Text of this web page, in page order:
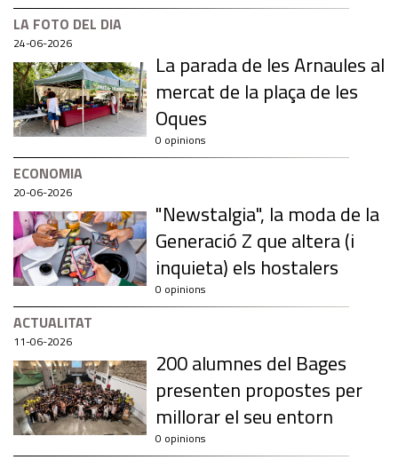
LA FOTO DEL DIA
24-06-2026
La parada de les Arnaules al
mercat de la plaça de les
Oques
0 opinions
ECONOMIA
20-06-2026
"Newstalgia", la moda de la
Generació Z que altera (i
inquieta) els hostalers
0 opinions
ACTUALITAT
11-06-2026
200 alumnes del Bages
presenten propostes per
millorar el seu entorn
0 opinions